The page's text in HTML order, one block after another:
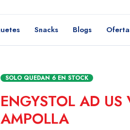
Snacks Blogs
SOLO QUEDAN 6 EN STOCK
ENGYSTOL AD US
AMPOLLA